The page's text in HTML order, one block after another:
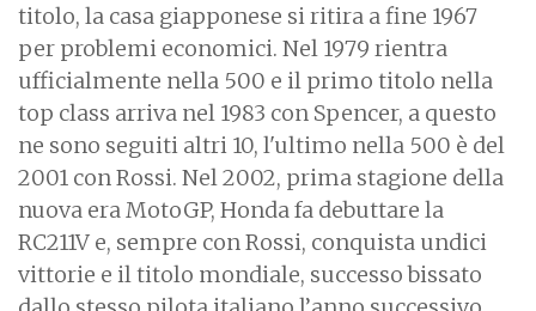
titolo, la casa giapponese si ritira a fine 1967
per problemi economici. Nel 1979 rientra
ufficialmente nella 500 e il primo titolo nella
top class arriva nel 1983 con Spencer, a questo
ne sono seguiti altri 10, l'ultimo nella 500 è del
2001 con Rossi. Nel 2002, prima stagione della
nuova era MotoGP, Honda fa debuttare la
RC211V e, sempre con Rossi, conquista undici
vittorie e il titolo mondiale, successo bissato